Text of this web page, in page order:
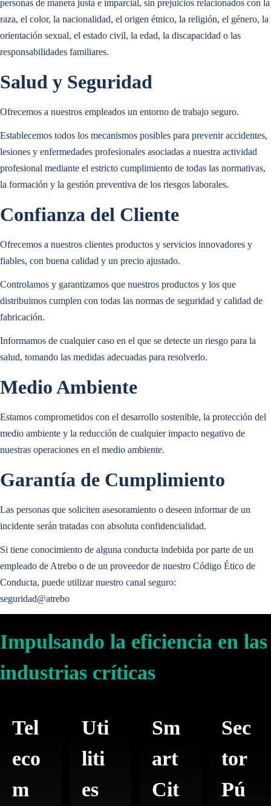
Transforma la información enconclusiones factiblesy garantiza una
mejor toma de decisiones.
Solución Destacada
MÁS INFORMACIÓN
INDUSTRIAS
La digitalización de lasinfraestructuras críticasy la automatización de
procesostienen un impacto enorme en términos de ahorro de costes,
mejora de la productividad, transparencia, fiabilidad de los datos y
eficiencia de las operaciones.
Impulsando la eficiencia en sectores críticos
Smart Cities
Operaciones Basadas en Datos
MÁS INFORMACIÓN
INDUSTRIAS
La digitalización de las infraestructuras críticas y la
procesos tienen un impacto enorme en términos de ahorro de costes,
Impulsando la eficiencia en sectores críticos
Servicios Públicos
Smart Cities
personas de manera justa e imparcial, sin prejuicios relacionados con la
raza, el color, la nacionalidad, el origen étnico, la religión, el género, la
orientación sexual, el estado civil, la edad, la discapacidad o las
responsabilidades familiares.
Salud y Seguridad
Ofrecemos a nuestros empleados un entorno de trabajo seguro.
Establecemos todos los mecanismos posibles para prevenir accidentes,
lesiones y enfermedades profesionales asociadas a nuestra actividad
profesional mediante el estricto cumplimiento de todas las normativas,
la formación y la gestión preventiva de los riesgos laborales.
Confianza del Cliente
Ofrecemos a nuestros clientes productos y servicios innovadores y
fiables, con buena calidad y un precio ajustado.
Controlamos y garantizamos que nuestros productos y los que
distribuimos cumplen con todas las normas de seguridad y calidad de
fabricación.
Informamos de cualquier caso en el que se detecte un riesgo para la
salud, tomando las medidas adecuadas para resolverlo.
Medio Ambiente
Estamos comprometidos con el desarrollo sostenible, la protección del
medio ambiente y la reducción de cualquier impacto negativo de
nuestras operaciones en el medio ambiente.
Garantía de Cumplimiento
Las personas que soliciten asesoramiento o deseen informar de un
incidente serán tratadas con absoluta confidencialidad.
Si tiene conocimiento de alguna conducta indebida por parte de un
empleado de Atrebo o de un proveedor de nuestro Código Ético de
Conducta, puede utilizar nuestro canal seguro:
seguridad@atrebo
Impulsando la eficiencia en las
industrias críticas
Tel
eco
m
Uti
liti
es
Sm
art
Cit
Sec
tor
Pú